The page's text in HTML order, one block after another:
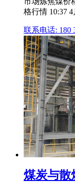
格行情 10:37
联系电话: 180
煤炭与散